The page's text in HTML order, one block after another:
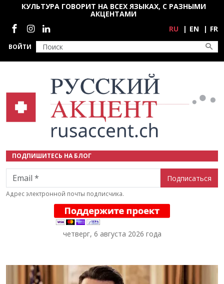
Перейти к основному содержанию
ВОЙТИ
КУЛЬТУРА ГОВОРИТ НА ВСЕХ ЯЗЫКАХ, С РАЗНЫМИ
АКЦЕНТАМИ
Социальные сети
RU EN FR
ПОДПИШИТЕСЬ НА БЛОГ
Email
Адрес электронной почты подписчика.
четверг, 6 августа 2026 года